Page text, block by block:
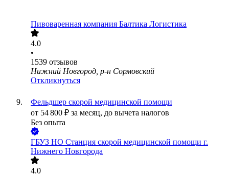
Пивоваренная компания Балтика Логистика
4.0
•
1539 отзывов
Нижний Новгород, р-н Сормовский
Откликнуться
Фельдшер скорой медицинской помощи
от 54 800 ₽ за месяц, до вычета налогов
Без опыта
ГБУЗ НО Станция скорой медицинской помощи г.
Нижнего Новгорода
4.0